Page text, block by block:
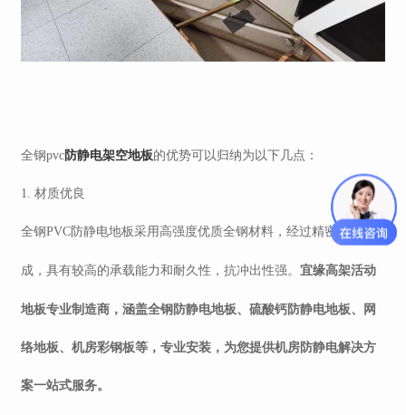
全钢pvc防静电架空地板的优势可以归纳为以下几点：
1. 材质优良
全钢PVC防静电地板采用高强度优质全钢材料，经过精密加工而
成，具有较高的承载能力和耐久性，抗冲出性强。宜缘高架活动
地板专业制造商，涵盖全钢防静电地板、硫酸钙防静电地板、网
络地板、机房彩钢板等，专业安装，为您提供机房防静电解决方
案一站式服务。